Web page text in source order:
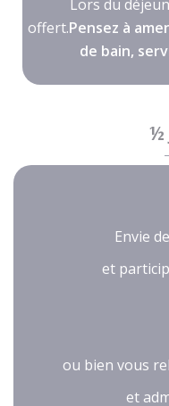
Lors du
offert.Pensez à
de bain,
½
Envie
et
ou bien vous
et